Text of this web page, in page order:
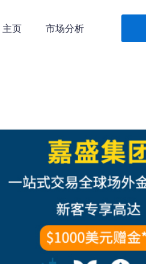
主页 市场分析